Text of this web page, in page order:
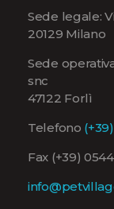
Sede legale:
20129 Milano
Sede
snc
47122 Forlì
Telefono
Fax (+39)